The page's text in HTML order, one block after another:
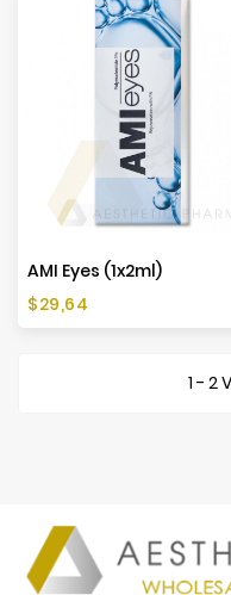
AMI Eyes (1x2ml)
Preis
$29,64
1 - 2